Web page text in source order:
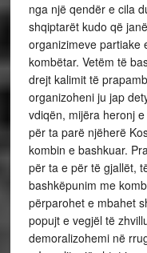
nga një qendër e cila
shqiptarët kudo që
organizimeve partiake
kombëtar. Vetëm të
drejt kalimit të
organizoheni ju jap
vdiqën, mijëra heronj
për ta parë njëherë
kombin e bashkuar.
për ta e për të gjallët,
bashkëpunim me
përparohet e mbahet
popujt e vegjël të
demoralizohemi në